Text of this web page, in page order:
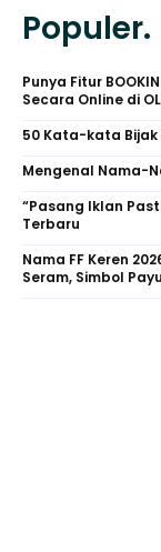
Populer.
Punya Fitur
Secara Online di
50 Kata-kata Bijak
Mengenal Nama-
“Pasang Iklan
Terbaru
Nama FF Keren
Seram, Simbol